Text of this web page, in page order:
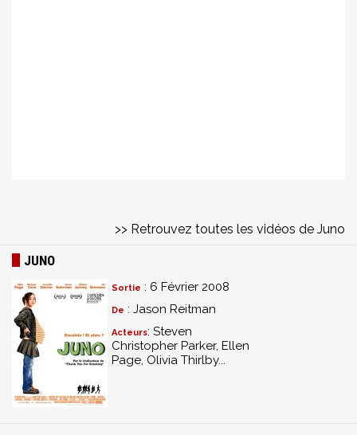
>> Retrouvez toutes les vidéos de Juno
JUNO
Sortie : 6 Février 2008
De : Jason Reitman
Acteurs: Steven
Christopher Parker, Ellen
Page, Olivia Thirlby...